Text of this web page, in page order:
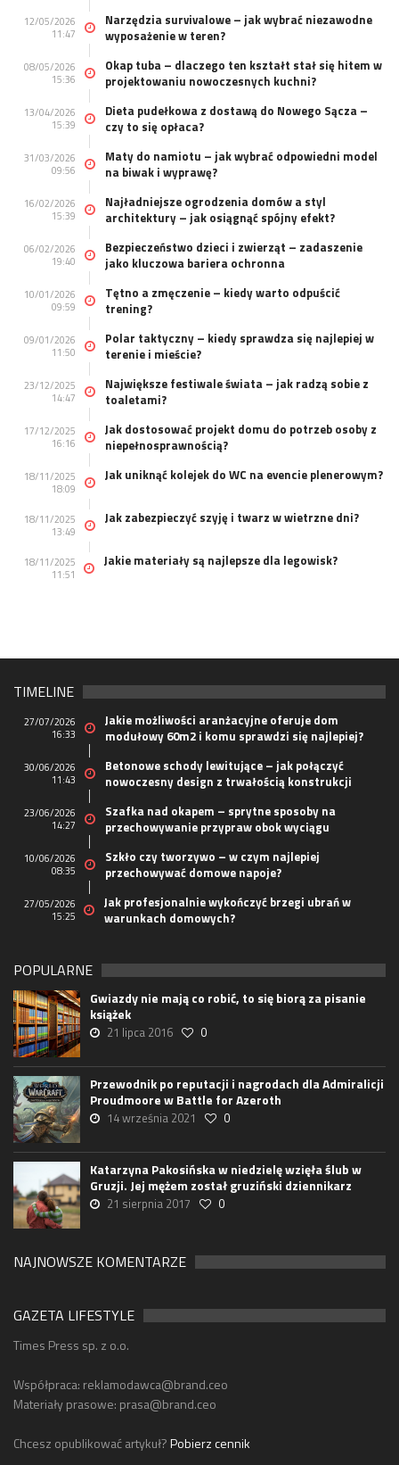
12/05/2026
11:47
Narzędzia survivalowe – jak wybrać niezawodne
wyposażenie w teren?
08/05/2026
15:36
Okap tuba – dlaczego ten kształt stał się hitem w
projektowaniu nowoczesnych kuchni?
13/04/2026
15:39
Dieta pudełkowa z dostawą do Nowego Sącza –
czy to się opłaca?
31/03/2026
09:56
Maty do namiotu – jak wybrać odpowiedni model
na biwak i wyprawę?
16/02/2026
15:39
Najładniejsze ogrodzenia domów a styl
architektury – jak osiągnąć spójny efekt?
06/02/2026
19:40
Bezpieczeństwo dzieci i zwierząt – zadaszenie
jako kluczowa bariera ochronna
10/01/2026
09:59
Tętno a zmęczenie – kiedy warto odpuścić
trening?
09/01/2026
11:50
Polar taktyczny – kiedy sprawdza się najlepiej w
terenie i mieście?
23/12/2025
14:47
Największe festiwale świata – jak radzą sobie z
toaletami?
17/12/2025
16:16
Jak dostosować projekt domu do potrzeb osoby z
niepełnosprawnością?
18/11/2025
18:09
Jak uniknąć kolejek do WC na evencie plenerowym?
18/11/2025
13:49
Jak zabezpieczyć szyję i twarz w wietrzne dni?
18/11/2025
11:51
Jakie materiały są najlepsze dla legowisk?
TIMELINE
27/07/2026
16:33
Jakie możliwości aranżacyjne oferuje dom
modułowy 60m2 i komu sprawdzi się najlepiej?
30/06/2026
11:43
Betonowe schody lewitujące – jak połączyć
nowoczesny design z trwałością konstrukcji
23/06/2026
14:27
Szafka nad okapem – sprytne sposoby na
przechowywanie przypraw obok wyciągu
10/06/2026
08:35
Szkło czy tworzywo – w czym najlepiej
przechowywać domowe napoje?
27/05/2026
15:25
Jak profesjonalnie wykończyć brzegi ubrań w
warunkach domowych?
POPULARNE
Gwiazdy nie mają co robić, to się biorą za pisanie
książek
21 lipca 2016 0
Przewodnik po reputacji i nagrodach dla Admiralicji
Proudmoore w Battle for Azeroth
14 września 2021 0
Katarzyna Pakosińska w niedzielę wzięła ślub w
Gruzji. Jej mężem został gruziński dziennikarz
21 sierpnia 2017 0
NAJNOWSZE KOMENTARZE
GAZETA LIFESTYLE
Times Press sp. z o.o.
Współpraca: reklamodawca@brand.ceo
Materiały prasowe: prasa@brand.ceo
Chcesz opublikować artykuł?Pobierz cennik